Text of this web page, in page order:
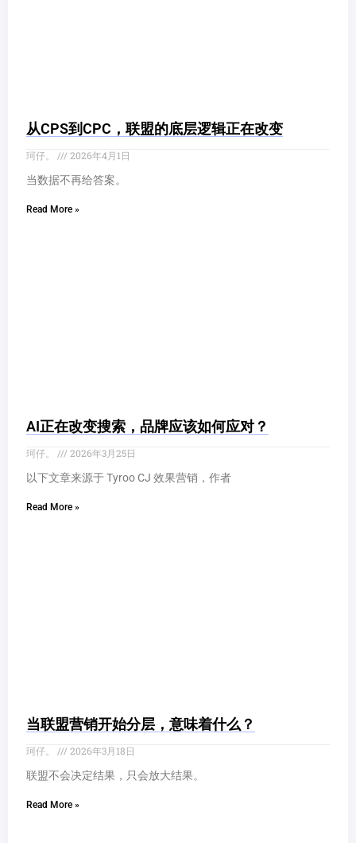
从CPS到CPC，联盟的底层逻辑正在改变
珂仔。
2026年4月1日
当数据不再给答案。
Read More »
AI正在改变搜索，品牌应该如何应对？
珂仔。
2026年3月25日
以下文章来源于 Tyroo CJ 效果营销，作者
Read More »
当联盟营销开始分层，意味着什么？
珂仔。
2026年3月18日
联盟不会决定结果，只会放大结果。
Read More »